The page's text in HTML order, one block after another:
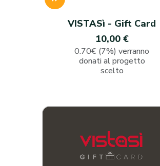
VISTASì - Gift Card
10,00 €
0.70€ (7%) verranno
donati al progetto
scelto